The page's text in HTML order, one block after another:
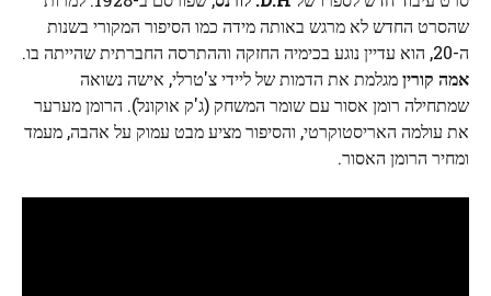
שהסרט החדש לא מרגש באותה מידה כמו הסיפור המקורי בשנות
ה-20, הוא עדיין נוגע בכימיה החזקה וההתרסה החברתית שהייתה בו.
אמה קוריןמגלמת את הדמות של ליידי צ'טרלי, אישה נשואה
שמתחילה רומן אסור עם שומר המשחק (ג'ק אוקונל). הרומן מערער
את עולמה האריסטוקרטי, והסיפור מציע מבט עמוק על אהבה, מעמד
ומחיר הרומן האסור.